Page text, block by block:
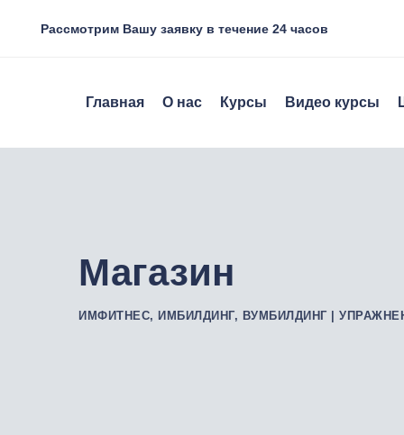
Рассмотрим Вашу заявку в течение 24 часов
Главная О нас Курсы Видео курсы
Магазин
ИМФИТНЕС, ИМБИЛДИНГ, ВУМБИЛДИНГ |